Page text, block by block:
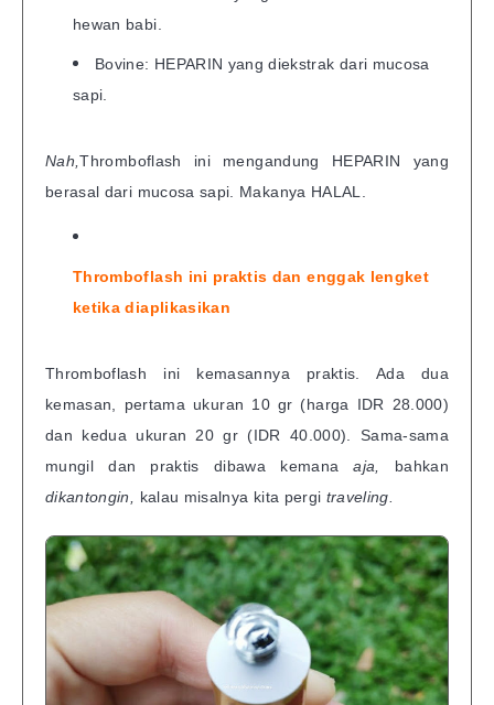
hewan babi.
Bovine: HEPARIN yang diekstrak dari mucosa
sapi.
Nah,Thromboflash ini mengandung HEPARIN yang
berasal dari mucosa sapi. Makanya HALAL.
Thromboflash ini praktis dan enggak lengket
ketika diaplikasikan
Thromboflash ini kemasannya praktis. Ada dua
kemasan, pertama ukuran 10 gr (harga IDR 28.000)
dan kedua ukuran 20 gr (IDR 40.000). Sama-sama
mungil dan praktis dibawa kemanaaja,
bahkan
dikantongin,
kalau misalnya kita pergi traveling.